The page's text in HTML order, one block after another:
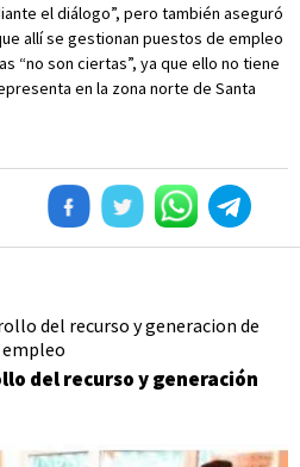
el diálogo”, pero también aseguró
allí se gestionan puestos de empleo
“no son ciertas”, ya que ello no tiene
en la zona norte de Santa
del recurso y generación